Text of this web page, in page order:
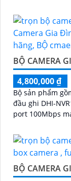
ánh sáng trắng,
thông minh,
kho hàng
BỘ CAMERA
4,800,000 ₫
Bộ sản phẩm
đầu ghi DHI-
port 100Mbps
BỘ CAMERA